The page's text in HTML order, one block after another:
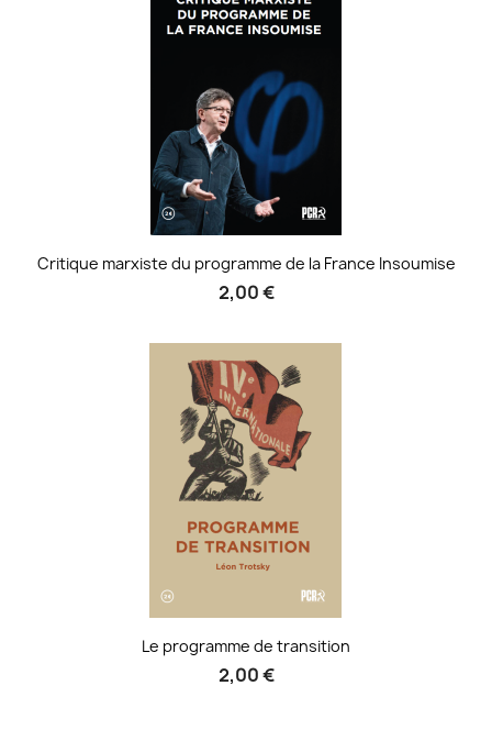
Critique marxiste du programme de la France Insoumise
2,00 €
Le programme de transition
2,00 €